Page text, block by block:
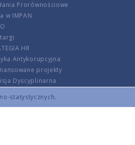
statystycznych.
Prorównościowe
w IMPAN
HR
Antykorupcyjna
projekty
Dyscyplinarna
opłat